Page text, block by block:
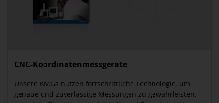
CNC-Koordinatenmessgeräte
Unsere KMGs nutzen fortschrittliche Technologie, um
genaue und zuverlässige Messungen zu gewährleisten,